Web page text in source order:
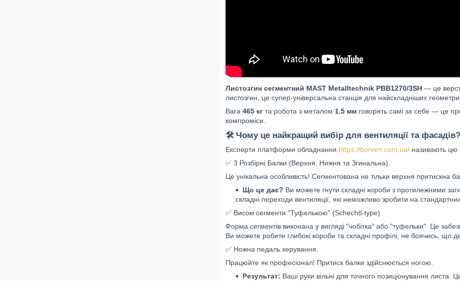
Листозгин сегментний MAST Metalltechnik PBB1270/3SH — це
листозгин, це супер-універсальна станція для найскладніших
Вага 465 кг та робота з металом 1.5 мм говорять самі за себе — це
компроміси.
🛠 Чому це найкращий вибір для вентиляції та фасадів?
Експерти платформи обладнання https://borven.com.ua/ називають цю
✅ 3 Розбірні Балки (Верхня, Нижня та Згинальна).
Це унікальна особливість! Сегментована не тільки верхня притискна
Що це дає? Ви можете гнути складні короби з протилежними
складні переходи вентиляції, які неможливо зробити на
✅ Високі сегменти "Туфелькою" (Schechtl-type).
Форма сегментів виконана у вигляді "чобітка" або "туфельки". Це
Ви можете робити глибокі короби та складні профілі, не боячись, що
✅ Ножна педаль керування.
Працюйте як професіонал! Притиск балки здійснюється ногою.
Результат: Ваші руки вільні для точного позиціонування